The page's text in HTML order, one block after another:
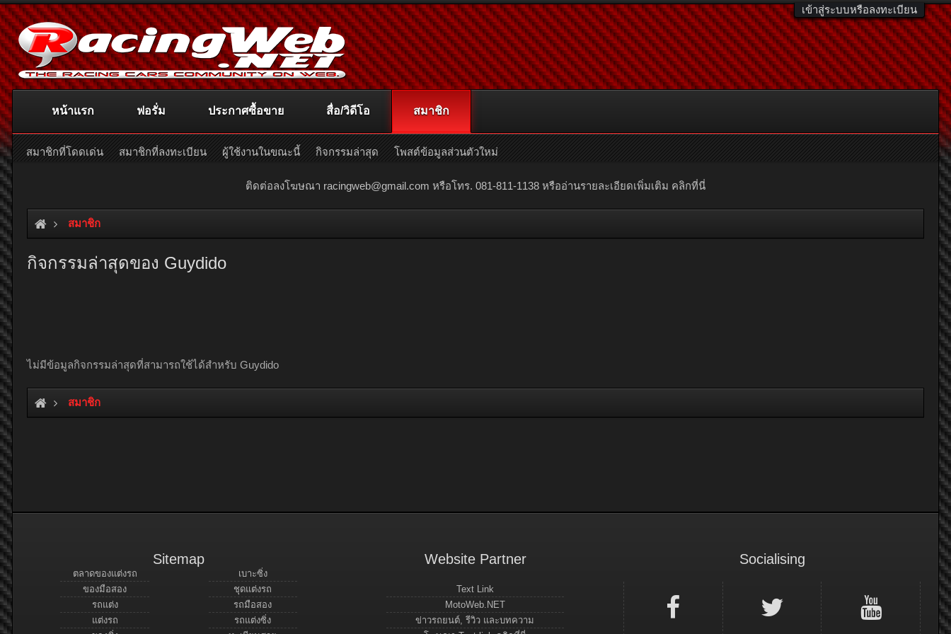
เข้าสู่ระบบหรือลงทะเบียน
ติดต่อลงโฆษณา racingweb@gmail.com หรือโทร. 081-811-1138 หรืออ่านรายละเอียดเพิ่มเติม คลิกที่นี่
สมาชิก
กิจกรรมล่าสุดของ Guydido
ไม่มีข้อมูลกิจกรรมล่าสุดที่สามารถใช้ได้สำหรับ Guydido
สมาชิก
หน้าแรก ฟอรั่ม ประกาศซื้อขาย สื่อ/วิดีโอ สมาชิก
สมาชิกที่โดดเด่น สมาชิกที่ลงทะเบียน ผู้ใช้งานในขณะนี้ กิจกรรมล่าสุด โพสต์ข้อมูลส่วนตัวใหม่
Sitemap
ตลาดของแต่งรถ
ของมือสอง
รถแต่ง
แต่งรถ
เบาะซิ่ง
ชุดแต่งรถ
รถมือสอง
รถแต่งซิ่ง
Website Partner
Text Link
MotoWeb.NET
ข่าวรถยนต์, รีวิว และบทความ
Socialising